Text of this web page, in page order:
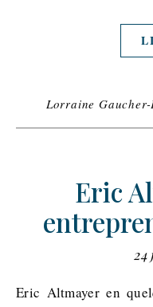
Lorraine Gaucher-
Eric
24
Eric Altmayer en quelques dates : 1962 : Naissance